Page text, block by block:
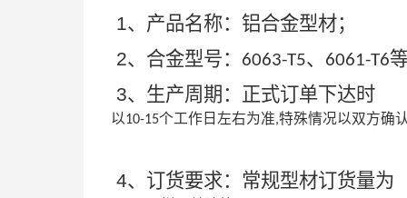
1、产品名称：铝合金型材；
2、合金型号： 6063-T5、 6061-T6
3、生产周期：正式订单下达时
以10-15个工作日左右为准,特殊情况以双方确
4、订货要求：常规型材订货量为